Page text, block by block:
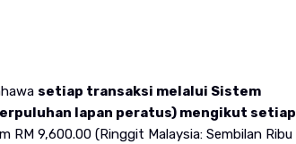
setiap transaksi melalui Sistem
lapan peratus) mengikut setiap
RM 9,600.00 (Ringgit Malaysia: Sembilan Ribu